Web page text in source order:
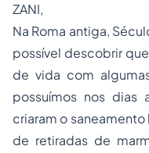
ZANI,
Na Roma antiga,
possível descobrir
de vida com
possuímos nos dias
criaram o
de retiradas de